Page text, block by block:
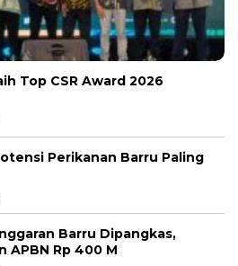
Top CSR Award 2026
Perikanan Barru Paling
Barru Dipangkas,
APBN Rp 400 M